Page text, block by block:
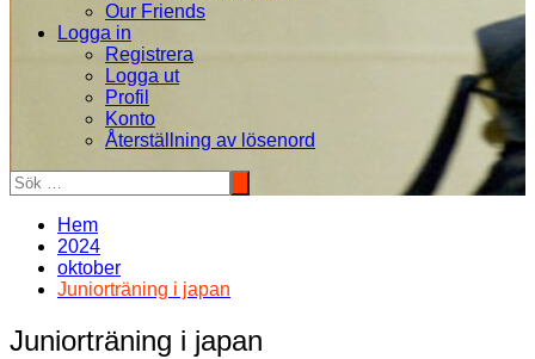
Our Friends
Logga in
Registrera
Logga ut
Profil
Konto
Återställning av lösenord
Hem
2024
oktober
Juniorträning i japan
Juniorträning i japan